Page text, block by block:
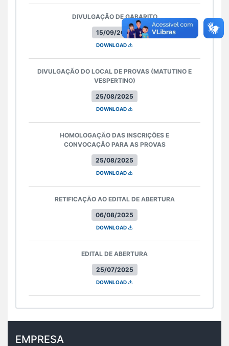
15/09/2025
DIVULGAÇÃO DE GABARITO
DOWNLOAD
25/08/2025
DIVULGAÇÃO DO LOCAL DE PROVAS (MATUTINO E
VESPERTINO)
DOWNLOAD
25/08/2025
HOMOLOGAÇÃO DAS INSCRIÇÕES E
CONVOCAÇÃO PARA AS PROVAS
DOWNLOAD
06/08/2025
RETIFICAÇÃO AO EDITAL DE ABERTURA
DOWNLOAD
25/07/2025
EDITAL DE ABERTURA
DOWNLOAD
EMPRESA